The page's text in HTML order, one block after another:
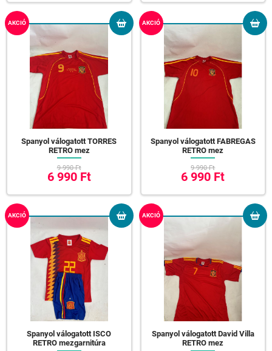
AKCIÓ
Spanyol válogatott TORRES
RETRO mez
9 990 Ft
6 990 Ft
AKCIÓ
Spanyol válogatott FABREGAS
RETRO mez
9 990 Ft
6 990 Ft
AKCIÓ
Spanyol válogatott ISCO
RETRO mezgarnitúra
AKCIÓ
Spanyol válogatott David Villa
RETRO mez